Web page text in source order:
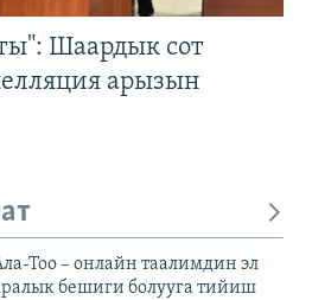
Шаардык сот
арызын
Тоо – онлайн таалимдин эл
бешиги болууга тийиш